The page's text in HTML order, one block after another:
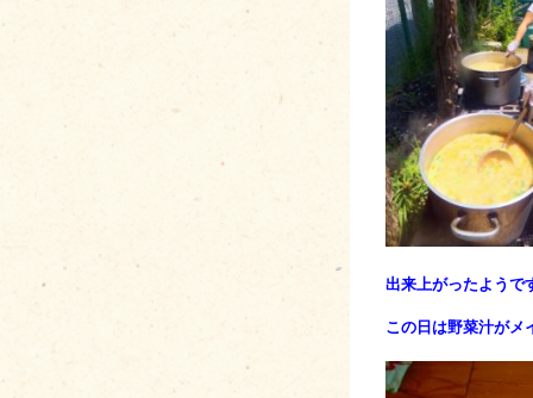
出来上がったようで
この日は野菜汁がメ